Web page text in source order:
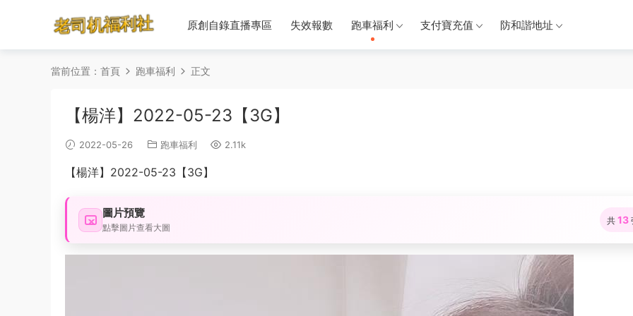
原創自錄直播專區 失效報數 跑車福利 支付寶充值 防和諧地址
當前位置： 首頁 跑車福利 正文
【楊洋】2022-05-23【3G】
2022-05-26 跑車福利 2.11k
【楊洋】2022-05-23【3G】
圖片預覽
點擊圖片查看大圖
共 13